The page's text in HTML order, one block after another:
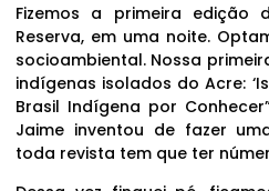
Fizemos a primeira edição
Reserva, em uma noite.
socioambiental. Nossa
indígenas isolados do Acre:
Brasil Indígena por
Jaime inventou de fazer
toda revista tem que ter